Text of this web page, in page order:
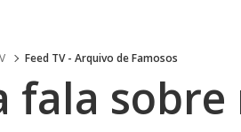
Feed TV - Arquivo de Famosos
fala